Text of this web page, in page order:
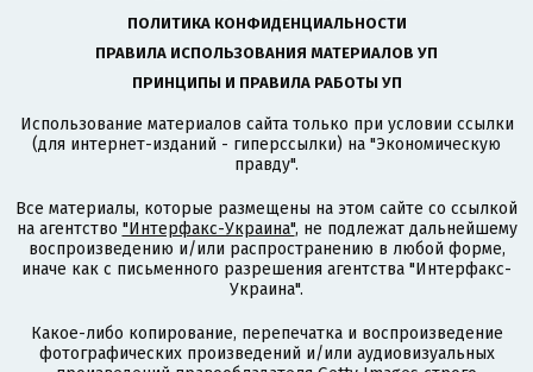
ПОЛИТИКА КОНФИДЕНЦИАЛЬНОСТИ
ПРАВИЛА ИСПОЛЬЗОВАНИЯ МАТЕРИАЛОВ УП
ПРИНЦИПЫ И ПРАВИЛА РАБОТЫ УП
Использование материалов сайта только при условии ссылки
(для интернет-изданий - гиперссылки) на "Экономическую
правду".
Все материалы, которые размещены на этом сайте со ссылкой
на агентство "Интерфакс-Украина", не подлежат дальнейшему
воспроизведению и/или распространению в любой форме,
иначе как с письменного разрешения агентства "Интерфакс-
Украина".
Какое-либо копирование, перепечатка и воспроизведение
фотографических произведений и/или аудиовизуальных